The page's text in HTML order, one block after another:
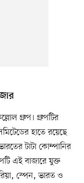
গ্রুপ। গ্রুপটির
হাতে রয়েছে
টাটা কোম্পানির
এই বাজারে যুক্ত
স্পেন, ভারত ও